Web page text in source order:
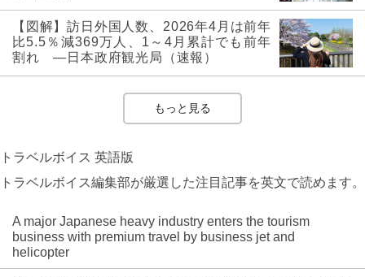
【図解】訪日外国人数、2026年4月は前年
比5.5％減369万人、1～4月累計でも前年
割れ ―日本政府観光局（速報）
もっと見る
トラベルボイス 英語版
トラベルボイス編集部が厳選した注目記事を英文で読めます。
A major Japanese heavy industry enters the tourism
business with premium travel by business jet and
helicopter